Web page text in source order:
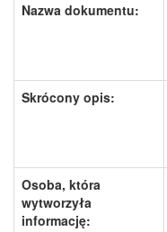
Nazwa dokumentu:
Skrócony opis:
Osoba, która
wytworzyła
informację: